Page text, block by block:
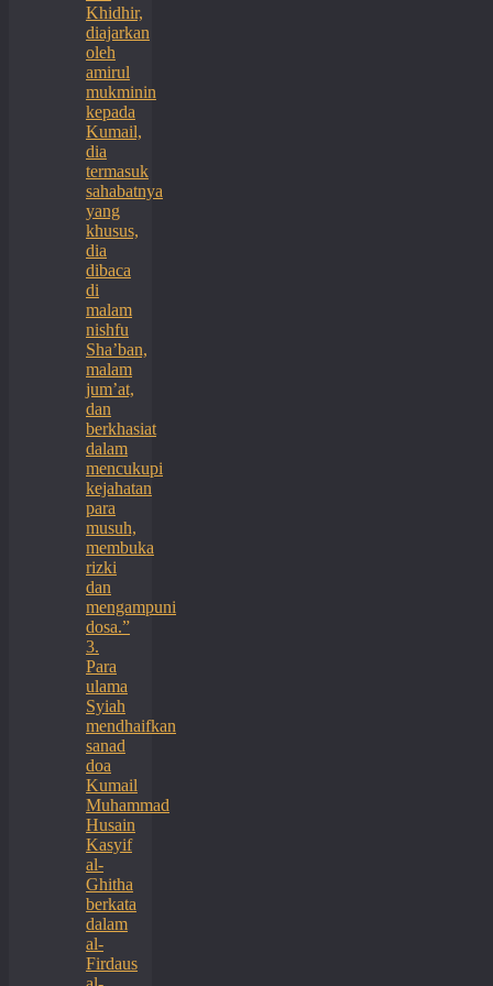
Khidhir,
diajarkan
oleh
amirul
mukminin
kepada
Kumail,
dia
termasuk
sahabatnya
yang
khusus,
dia
dibaca
di
malam
nishfu
Sha’ban,
malam
jum’at,
dan
berkhasiat
dalam
mencukupi
kejahatan
para
musuh,
membuka
rizki
dan
mengampuni
dosa.”
3.
Para
ulama
Syiah
mendhaifkan
sanad
doa
Kumail
Muhammad
Husain
Kasyif
al-
Ghitha
berkata
dalam
al-
Firdaus